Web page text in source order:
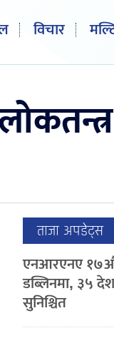
विचार
ताजा अपडेट्स
एनआरएनए १७औँ
डब्लिनमा, ३५
सुनिश्चित